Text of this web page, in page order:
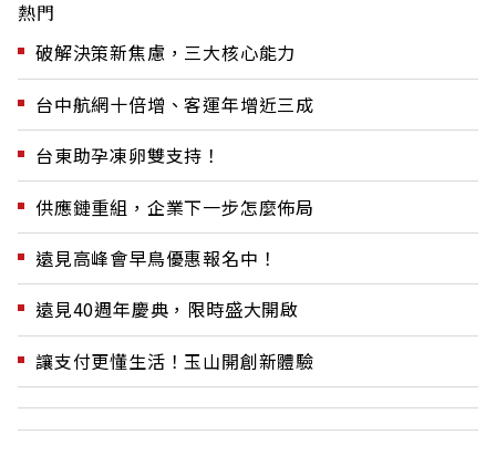
熱門
破解決策新焦慮，三大核心能力
台中航網十倍增、客運年增近三成
台東助孕凍卵雙支持！
供應鏈重組，企業下一步怎麼佈局
遠見高峰會早鳥優惠報名中！
遠見40週年慶典，限時盛大開啟
讓支付更懂生活！玉山開創新體驗